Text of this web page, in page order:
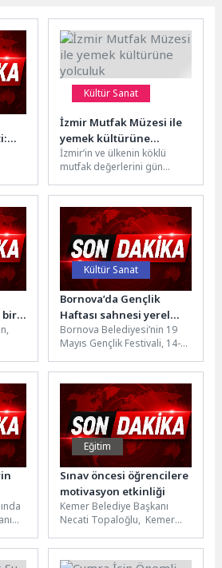
Kültür Sanat
İzmir Mutfak Müzesi ile
yemek kültürüne
yolculuk
İzmir’in ve ülkenin köklü
mutfak değerlerini gün
İzmir Büyükşehir Belediyesi,
İzmir Mutfak...
bir
Kültür Sanat
Bornova’da Gençlik
Haftası sahnesi yerel
sanatçılara emanet
Bornova Belediyesi’nin 19
Mayıs Gençlik Festivali, 14-
Küçükpark Meydanı’nda
gerçekleştirilecek. Festivalde
Bornova...
Eğitim
Sınav öncesi öğrencilere
motivasyon etkinliği
Kemer Belediye Başkanı
Necati Topaloğlu, Kemer
Destek Eğitim Kursunda
üniversite sınavına ücretsiz...